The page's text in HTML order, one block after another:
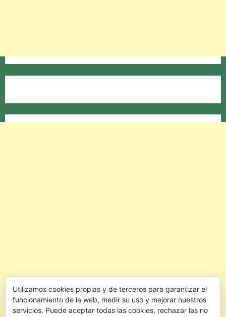
Utilizamos cookies propias y de terceros para garantizar el
funcionamiento de la web, medir su uso y mejorar nuestros
servicios. Puede aceptar todas las cookies, rechazar las no